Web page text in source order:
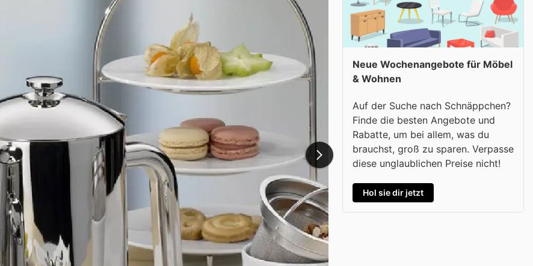
Neue Wochenangebote für Möbel
& Wohnen
Auf der Suche nach Schnäppchen?
Finde die besten Angebote und
Rabatte, um bei allem, was du
brauchst, groß zu sparen. Verpasse
diese unglaublichen Preise nicht!
Hol sie dir jetzt